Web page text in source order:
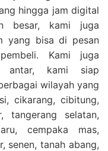
hingga jam digital
besar, kami juga
yang bisa di pesan
Kami juga
antar, kami siap
wilayah yang
cikarang, cibitung,
tangerang selatan,
cempaka mas,
senen, tanah abang,